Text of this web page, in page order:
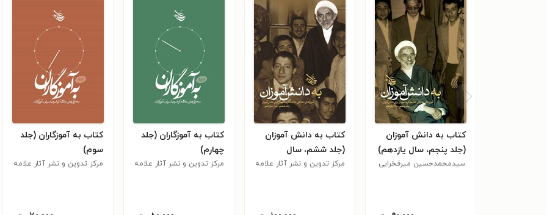
کتاب به دانش آموزان
(جلد پنجم، سال یازدهم)
سیدمحمدحسین میرفخرایی
کتاب به دانش آموزان
(جلد ششم، سال
دوازدهم)
مرکز تدوین و نشر آثار علامه
کتاب به آموزگاران (جلد
چهارم)
مرکز تدوین و نشر آثار علامه
کتاب به آموزگاران (جلد
سوم)
مرکز تدوین و نشر آثار علامه